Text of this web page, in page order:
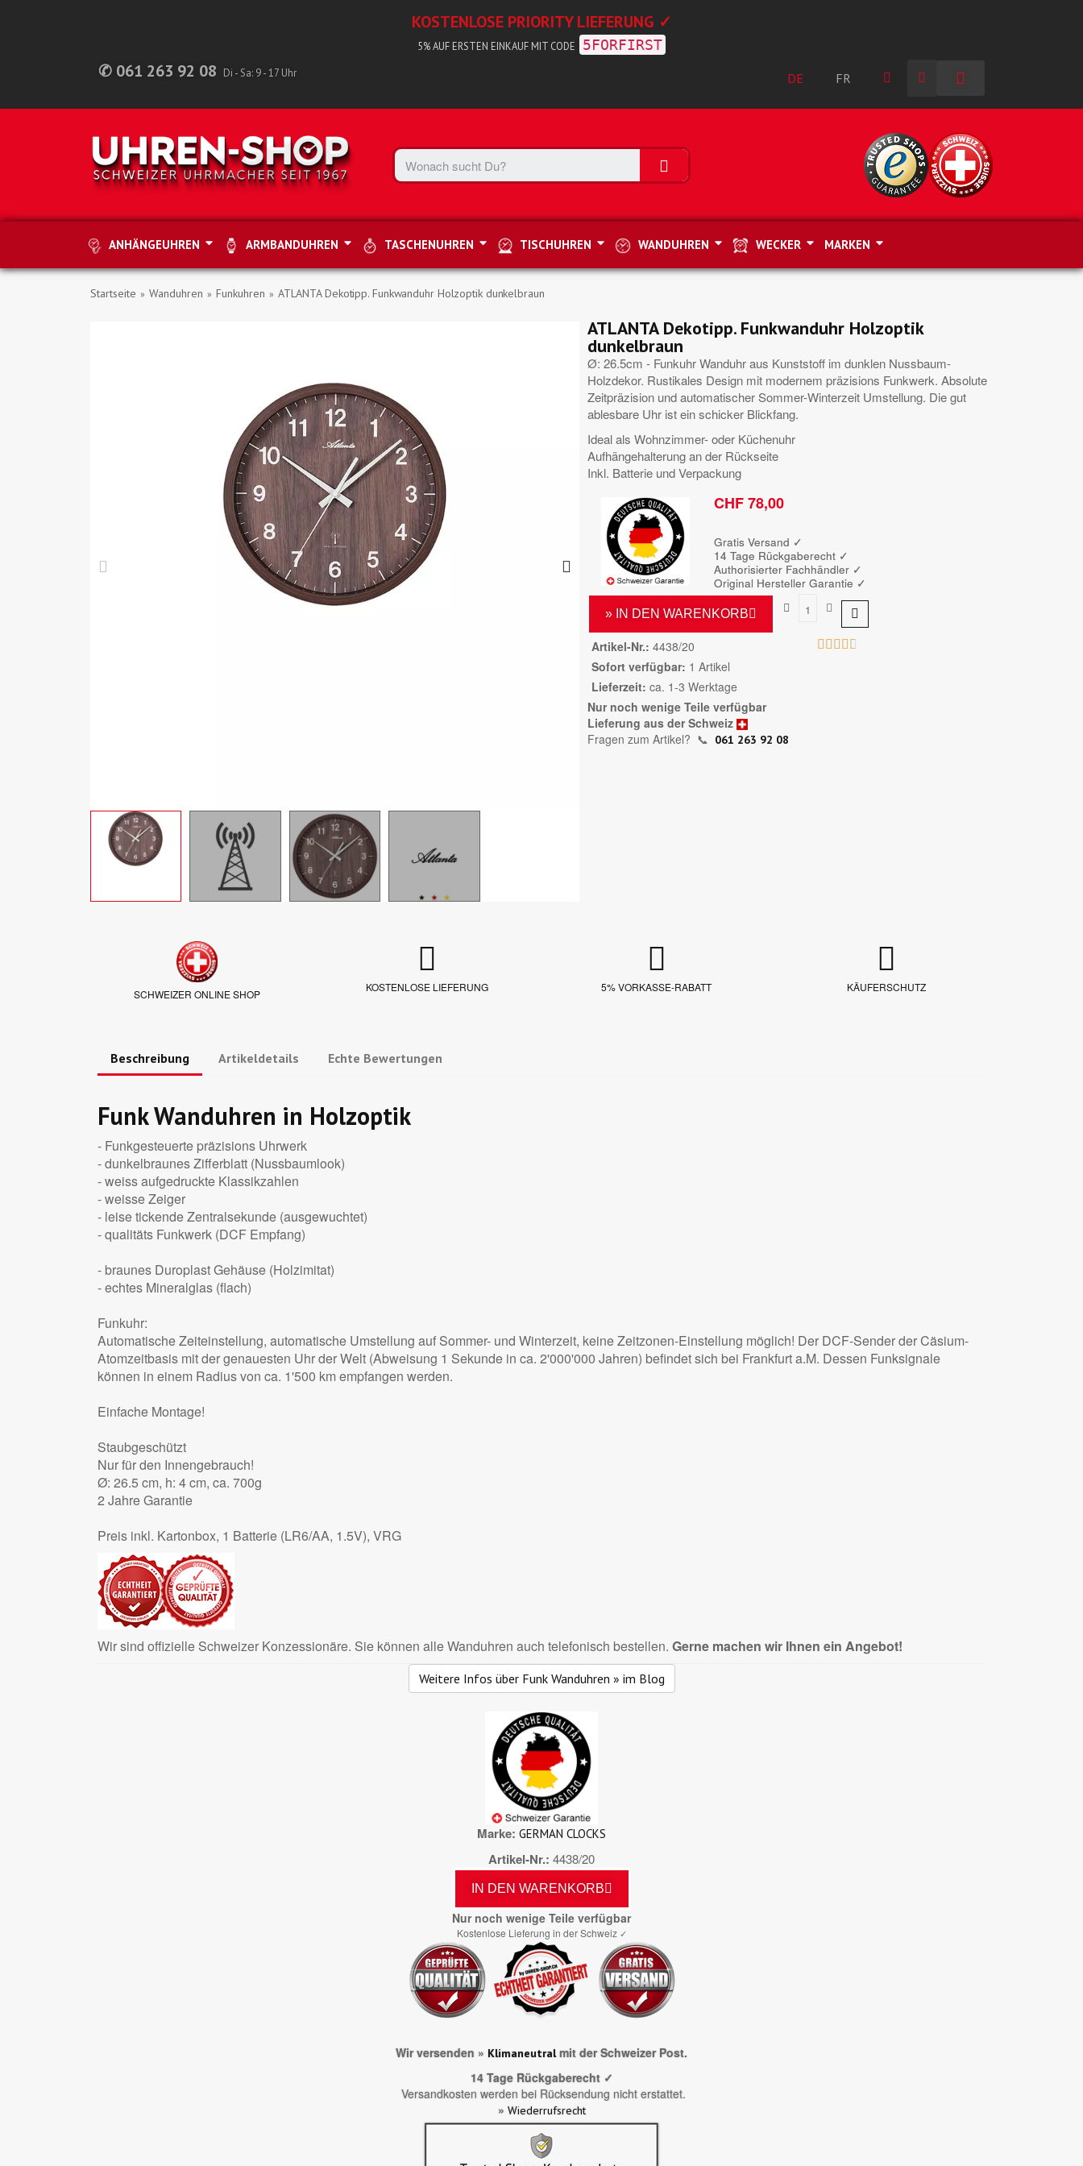
KOSTENLOSE PRIORITY LIEFERUNG ✓
5% AUF ERSTEN EINKAUF MIT CODE 5FORFIRST
✆ 061 263 92 08 Di - Sa: 9 - 17 Uhr DE FR
ANHÄNGEUHREN ARMBANDUHREN TASCHENUHREN TISCHUHREN WANDUHREN WECKER MARKEN
Startseite Wanduhren Funkuhren ATLANTA Dekotipp. Funkwanduhr Holzoptik dunkelbraun
ATLANTA Dekotipp. Funkwanduhr Holzoptik
dunkelbraun
Ø: 26.5cm - Funkuhr Wanduhr aus Kunststoff im dunklen Nussbaum-
Holzdekor. Rustikales Design mit modernem präzisions Funkwerk. Absolute
Zeitpräzision und automatischer Sommer-Winterzeit Umstellung. Die gut
ablesbare Uhr ist ein schicker Blickfang.
Ideal als Wohnzimmer- oder Küchenuhr
Aufhängehalterung an der Rückseite
Inkl. Batterie und Verpackung
CHF 78,00
Gratis Versand ✓
14 Tage Rückgaberecht ✓
Authorisierter Fachhändler ✓
Original Hersteller Garantie ✓
» IN DEN WARENKORB
Artikel-Nr. 4438/20
Sofort verfügbar 1 Artikel
Lieferzeit ca. 1-3 Werktage
    
Nur noch wenige Teile verfügbar
Lieferung aus der Schweiz
Fragen zum Artikel? 📞 061 263 92 08
SCHWEIZER ONLINE SHOP
KOSTENLOSE LIEFERUNG 5% VORKASSE-RABATT KÄUFERSCHUTZ
Beschreibung Artikeldetails Echte Bewertungen
Funk Wanduhren in Holzoptik
- Funkgesteuerte präzisions Uhrwerk
- dunkelbraunes Zifferblatt (Nussbaumlook)
- weiss aufgedruckte Klassikzahlen
- weisse Zeiger
- leise tickende Zentralsekunde (ausgewuchtet)
- qualitäts Funkwerk (DCF Empfang)
- braunes Duroplast Gehäuse (Holzimitat)
- echtes Mineralglas (flach)
Funkuhr:
Automatische Zeiteinstellung, automatische Umstellung auf Sommer- und Winterzeit, keine Zeitzonen-Einstellung möglich! Der DCF-Sender der Cäsium-
Atomzeitbasis mit der genauesten Uhr der Welt (Abweisung 1 Sekunde in ca. 2'000'000 Jahren) befindet sich bei Frankfurt a.M. Dessen Funksignale
können in einem Radius von ca. 1'500 km empfangen werden.
Einfache Montage!
Staubgeschützt
Nur für den Innengebrauch!
Ø: 26.5 cm, h: 4 cm, ca. 700g
2 Jahre Garantie
Preis inkl. Kartonbox, 1 Batterie (LR6/AA, 1.5V), VRG
Wir sind offizielle Schweizer Konzessionäre. Sie können alle Wanduhren auch telefonisch bestellen. Gerne machen wir Ihnen ein Angebot!
Weitere Infos über Funk Wanduhren » im Blog
Marke GERMAN CLOCKS
Artikel-Nr. 4438/20
IN DEN WARENKORB
Nur noch wenige Teile verfügbar
Kostenlose Lieferung in der Schweiz ✓
Wir versenden » Klimaneutralmit der Schweizer Post.
14 Tage Rückgaberecht ✓
Versandkosten werden bei Rücksendung nicht erstattet.
» Wiederrufsrecht